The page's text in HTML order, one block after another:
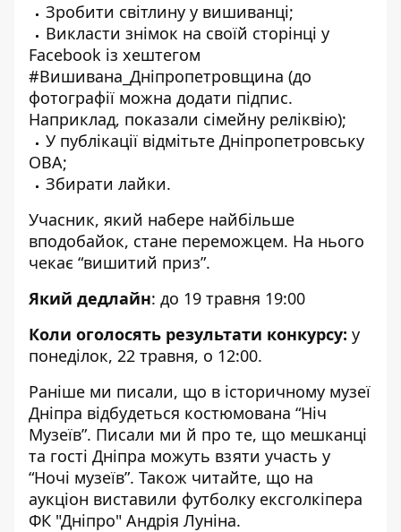
Зробити світлину у вишиванці;
Викласти знімок на своїй сторінці у
Facebook із хештегом
#Вишивана_Дніпропетровщина (до
фотографії можна додати підпис.
Наприклад, показали сімейну реліквію);
У публікації відмітьте Дніпропетровську
ОВА;
Збирати лайки.
Учасник, який набере найбільше
вподобайок, стане переможцем. На нього
чекає “вишитий приз”.
Який дедлайн: до 19 травня 19:00
Коли оголосять результати конкурсу: у
понеділок, 22 травня, о 12:00.
Раніше ми писали, що в історичному музеї
Дніпра відбудеться костюмована “Ніч
Музеїв”. Писали ми й про те, що мешканці
та гості Дніпра можуть взяти участь у
“Ночі музеїв”. Також читайте, що на
аукціон виставили футболку ексголкіпера
ФК "Дніпро" Андрія Луніна.